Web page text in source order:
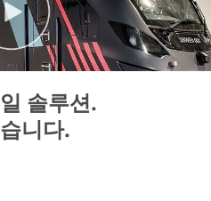
솔루션.
니다.